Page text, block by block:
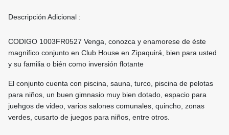
Descripción Adicional :
CODIGO 1003FR0527 Venga, conozca y enamorese de éste
magnifico conjunto en Club House en Zipaquirá, bien para usted
y su familia o bién como inversión flotante
El conjunto cuenta con piscina, sauna, turco, piscina de pelotas
para niños, un buen gimnasio muy bien dotado, espacio para
juehgos de video, varios salones comunales, quincho, zonas
verdes, cusarto de juegos para niños, entre otros.